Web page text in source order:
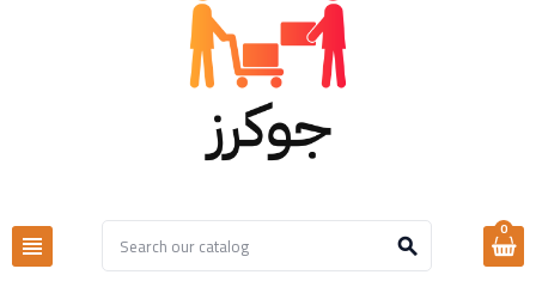
view_headline search
0